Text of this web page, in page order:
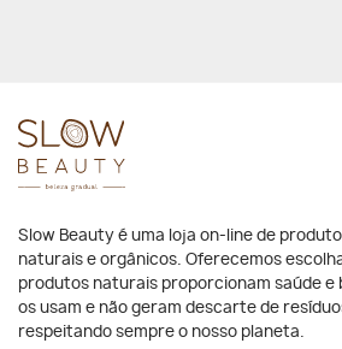
Slow Beauty é uma loja on-line de
naturais e orgânicos. Oferecemos
produtos naturais proporcionam saúde e
os usam e não geram descarte de
respeitando sempre o nosso planeta.